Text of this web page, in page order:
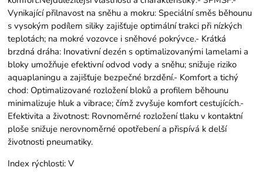
Vynikající přilnavost na sněhu a mokru: Speciální směs běhounu
s vysokým podílem siliky zajišťuje optimální trakci při nízkých
teplotách; na mokré vozovce i sněhové pokrývce.- Krátká
brzdná dráha: Inovativní dezén s optimalizovanými lamelami a
bloky umožňuje efektivní odvod vody a sněhu; snižuje riziko
aquaplaningu a zajišťuje bezpečné brzdění.- Komfort a tichý
chod: Optimalizované rozložení bloků a profilem běhounu
minimalizuje hluk a vibrace; čímž zvyšuje komfort cestujících.-
Efektivita a životnost: Rovnoměrné rozložení tlaku v kontaktní
ploše snižuje nerovnoměrné opotřebení a přispívá k delší
životnosti pneumatiky.
Index rýchlosti: V